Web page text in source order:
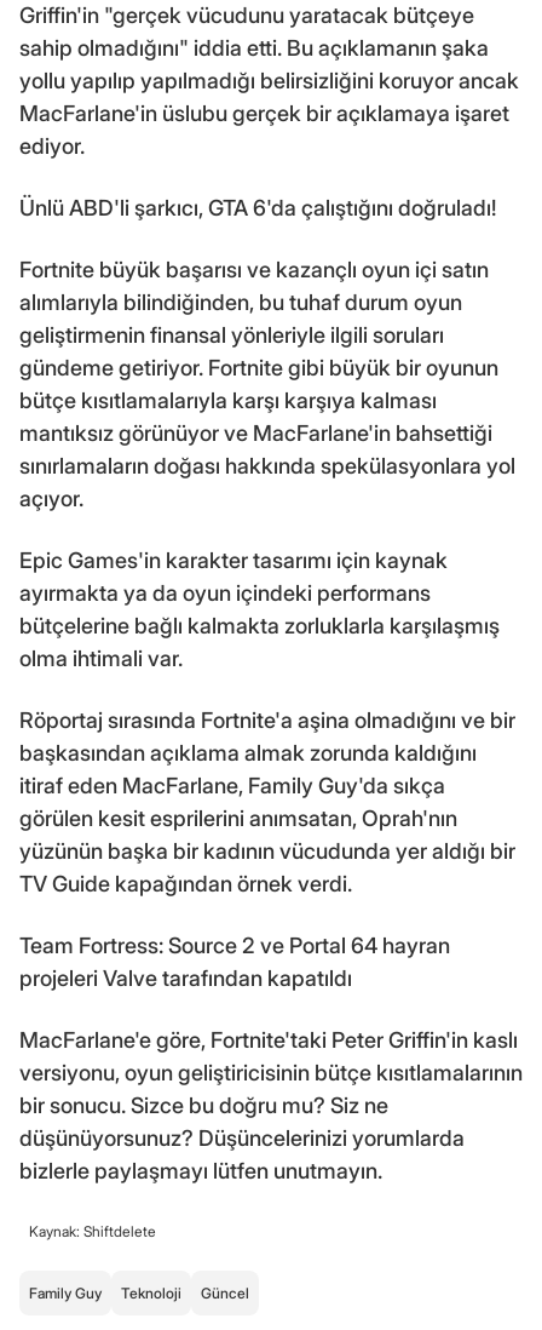
Griffin'in "gerçek vücudunu yaratacak bütçeye
sahip olmadığını" iddia etti. Bu açıklamanın şaka
yollu yapılıp yapılmadığı belirsizliğini koruyor ancak
MacFarlane'in üslubu gerçek bir açıklamaya işaret
ediyor.
Ünlü ABD'li şarkıcı, GTA 6'da çalıştığını doğruladı!
Fortnite büyük başarısı ve kazançlı oyun içi satın
alımlarıyla bilindiğinden, bu tuhaf durum oyun
geliştirmenin finansal yönleriyle ilgili soruları
gündeme getiriyor. Fortnite gibi büyük bir oyunun
bütçe kısıtlamalarıyla karşı karşıya kalması
mantıksız görünüyor ve MacFarlane'in bahsettiği
sınırlamaların doğası hakkında spekülasyonlara yol
açıyor.
Epic Games'in karakter tasarımı için kaynak
ayırmakta ya da oyun içindeki performans
bütçelerine bağlı kalmakta zorluklarla karşılaşmış
olma ihtimali var.
Röportaj sırasında Fortnite'a aşina olmadığını ve bir
başkasından açıklama almak zorunda kaldığını
itiraf eden MacFarlane, Family Guy'da sıkça
görülen kesit esprilerini anımsatan, Oprah'nın
yüzünün başka bir kadının vücudunda yer aldığı bir
TV Guide kapağından örnek verdi.
Team Fortress: Source 2 ve Portal 64 hayran
projeleri Valve tarafından kapatıldı
MacFarlane'e göre, Fortnite'taki Peter Griffin'in kaslı
versiyonu, oyun geliştiricisinin bütçe kısıtlamalarının
bir sonucu. Sizce bu doğru mu? Siz ne
düşünüyorsunuz? Düşüncelerinizi yorumlarda
bizlerle paylaşmayı lütfen unutmayın.
Kaynak: Shiftdelete
Family Guy Teknoloji Güncel